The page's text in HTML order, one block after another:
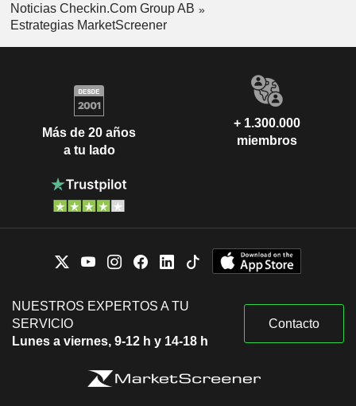
Noticias Checkin.Com Group AB
Estrategias MarketScreener
Más de 20 años
a tu lado
+ 1.300.000
miembros
NUESTROS EXPERTOS A TU
SERVICIO
Lunes a viernes, 9-12 h y 14-18 h
Contacto